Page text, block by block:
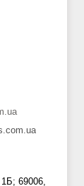
69006,